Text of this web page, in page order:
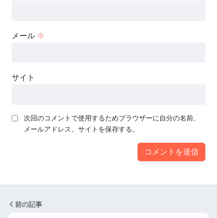
メール ※
サイト
次回のコメントで使用するためブラウザーに自分の名前、
メールアドレス、サイトを保存する。
前の記事